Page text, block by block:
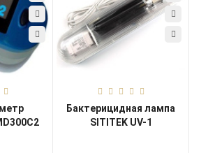
Бактерицидная лампа
SITITEK UV-1